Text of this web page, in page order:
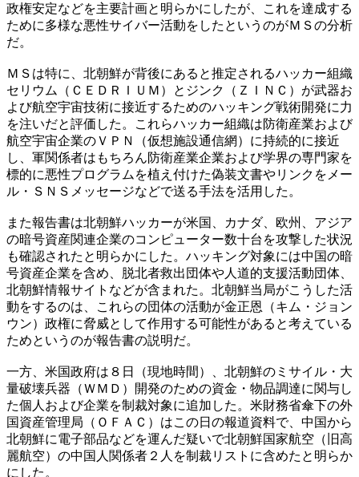
政権安定などを主要計画と明らかにしたが、これを達成する
ために多様な悪性サイバー活動をしたというのがＭＳの分析
だ。
ＭＳは特に、北朝鮮が背後にあると推定されるハッカー組織
セリウム（ＣＥＤＲＩＵＭ）とジンク（ＺＩＮＣ）が武器お
よび航空宇宙技術に接近するためのハッキング戦術開発に力
を注いだと評価した。これらハッカー組織は防衛産業および
航空宇宙企業のＶＰＮ（仮想施設通信網）に持続的に接近
し、軍関係者はもちろん防衛産業企業および学界の専門家を
標的に悪性プログラムを植え付けた偽装文書やリンクをメー
ル・ＳＮＳメッセージなどで送る手法を活用した。
また報告書は北朝鮮ハッカーが米国、カナダ、欧州、アジア
の暗号資産関連企業のコンピューター数十台を攻撃した状況
も確認されたと明らかにした。ハッキング対象には中国の暗
号資産企業を含め、脱北者救出団体や人道的支援活動団体、
北朝鮮情報サイトなどが含まれた。北朝鮮当局がこうした活
動をするのは、これらの団体の活動が金正恩（キム・ジョン
ウン）政権に脅威として作用する可能性があると考えている
ためというのが報告書の説明だ。
一方、米国政府は８日（現地時間）、北朝鮮のミサイル・大
量破壊兵器（ＷＭＤ）開発のための資金・物品調達に関与し
た個人および企業を制裁対象に追加した。米財務省傘下の外
国資産管理局（ＯＦＡＣ）はこの日の報道資料で、中国から
北朝鮮に電子部品などを運んだ疑いで北朝鮮国家航空（旧高
麗航空）の中国人関係者２人を制裁リストに含めたと明らか
にした。